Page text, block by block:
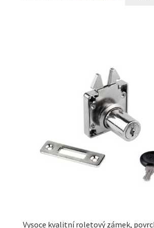
Vysoce kvalitní roletový zámek,